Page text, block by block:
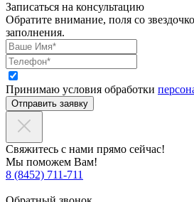
Записаться на консультацию
Обратите внимание, поля со
заполнения.
Принимаю условия обработки
Отправить заявку
Свяжитесь с нами прямо сейчас!
Мы поможем Вам!
8 (8452) 711-711